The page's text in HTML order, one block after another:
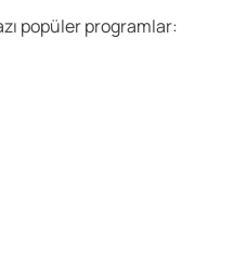
popüler programlar: